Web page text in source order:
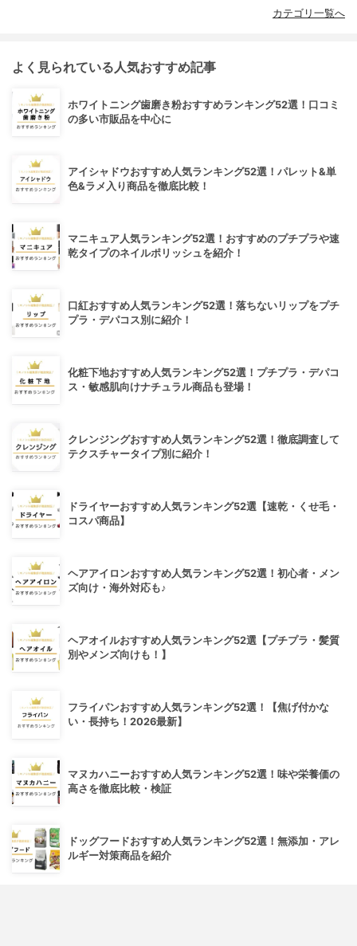
カテゴリ一覧へ
よく見られている人気おすすめ記事
ホワイトニング歯磨き粉おすすめランキング52選！口コミ
の多い市販品を中心に
アイシャドウおすすめ人気ランキング52選！パレット&単
色&ラメ入り商品を徹底比較！
マニキュア人気ランキング52選！おすすめのプチプラや速
乾タイプのネイルポリッシュを紹介！
口紅おすすめ人気ランキング52選！落ちないリップをプチ
プラ・デパコス別に紹介！
化粧下地おすすめ人気ランキング52選！プチプラ・デパコ
ス・敏感肌向けナチュラル商品も登場！
クレンジングおすすめ人気ランキング52選！徹底調査して
テクスチャータイプ別に紹介！
ドライヤーおすすめ人気ランキング52選【速乾・くせ毛・
コスパ商品】
ヘアアイロンおすすめ人気ランキング52選！初心者・メン
ズ向け・海外対応も♪
ヘアオイルおすすめ人気ランキング52選【プチプラ・髪質
別やメンズ向けも！】
フライパンおすすめ人気ランキング52選！【焦げ付かな
い・長持ち！2026最新】
マヌカハニーおすすめ人気ランキング52選！味や栄養価の
高さを徹底比較・検証
ドッグフードおすすめ人気ランキング52選！無添加・アレ
ルギー対策商品を紹介